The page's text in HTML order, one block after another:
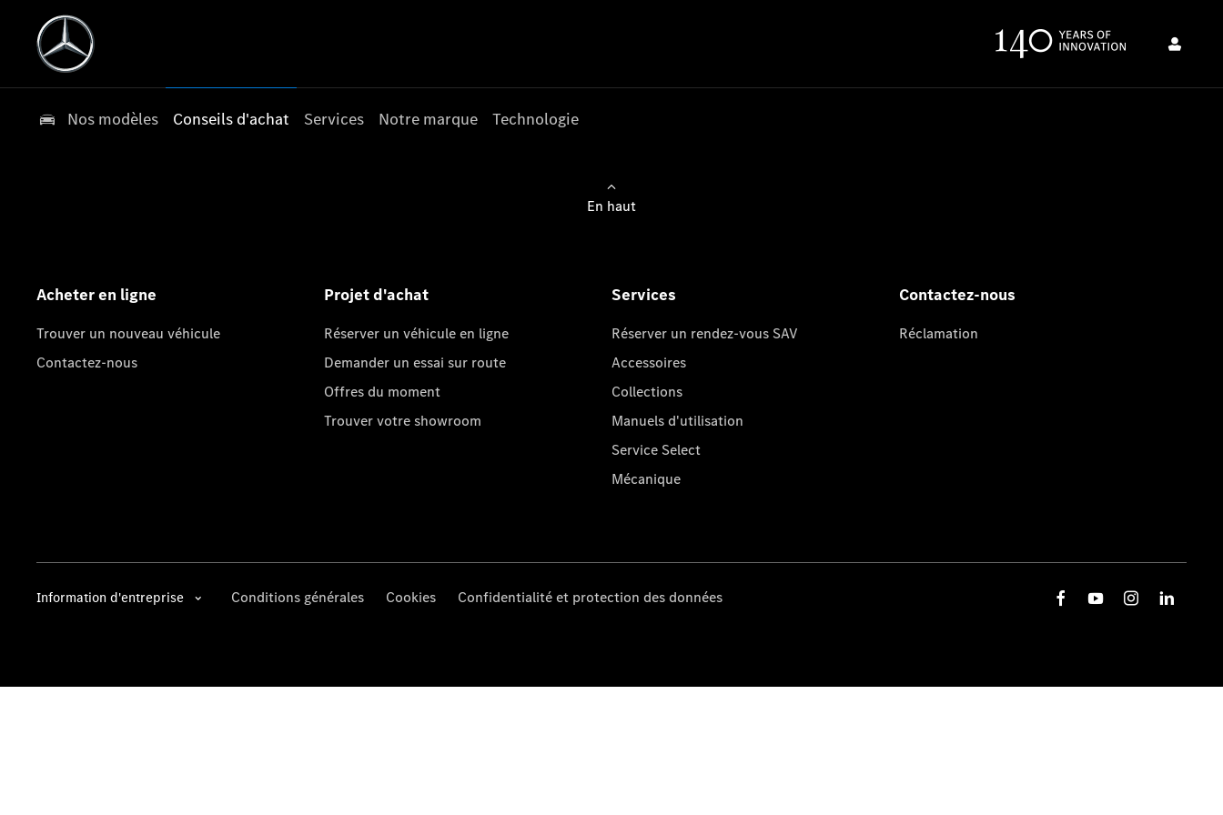
Nos modèles Conseils d'achat Services Notre marque Technologie
En haut
Acheter en ligne
Trouver un nouveau véhicule
Contactez-nous
Projet d'achat
Réserver un véhicule en ligne
Demander un essai sur route
Offres du moment
Trouver votre showroom
Services
Réserver un rendez-vous SAV
Accessoires
Collections
Manuels d'utilisation
Service Select
Mécanique
Contactez-nous
Réclamation
Information d'entreprise Conditions générales Cookies Confidentialité et protection des données